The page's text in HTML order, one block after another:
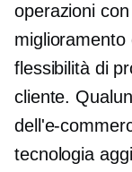
operazioni
miglioramento
flessibilità di
cliente.
dell'e-
tecnologia